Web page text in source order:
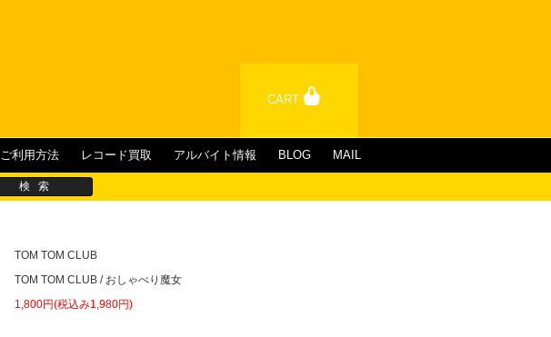
CART
ご利用方法 レコード買取 アルバイト情報 BLOG MAIL
TOM TOM CLUB
TOM TOM CLUB / おしゃべり魔女
1,800円(税込み1,980円)